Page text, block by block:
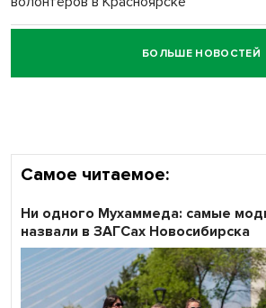
Честный выбор: видеонаблюдение
объективность результатов ЕДГ в
БОЛЬШЕ НОВОСТЕЙ
Самое читаемое:
Ни одного Мухаммеда: самые
назвали в ЗАГСах Новосибирска